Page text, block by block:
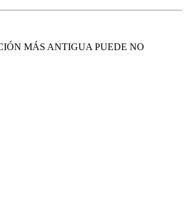
MÁS ANTIGUA PUEDE NO